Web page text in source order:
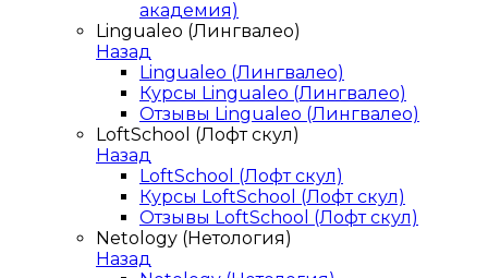
академия)
Lingualeo (Лингвалео)
Назад
Lingualeo (Лингвалео)
Курсы Lingualeo (Лингвалео)
Отзывы Lingualeo (Лингвалео)
LoftSchool (Лофт скул)
Назад
LoftSchool (Лофт скул)
Курсы LoftSchool (Лофт скул)
Отзывы LoftSchool (Лофт скул)
Netology (Нетология)
Назад